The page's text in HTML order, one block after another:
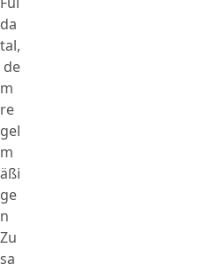
da
tal,
de
m
re
gel
m
äßi
ge
n
Zu
sa